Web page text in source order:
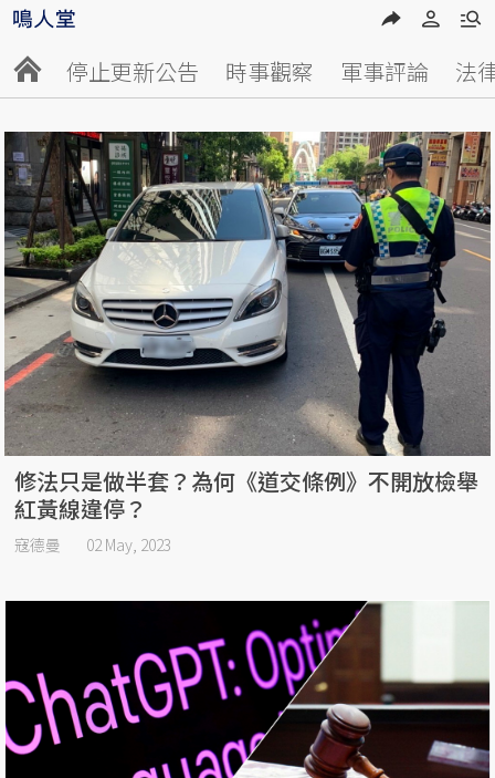
停止更新公告 時事觀察 軍事評論 法
修法只是做半套？為何《道交條例》不開放檢舉
紅黃線違停？
寇德曼 02 May, 2023